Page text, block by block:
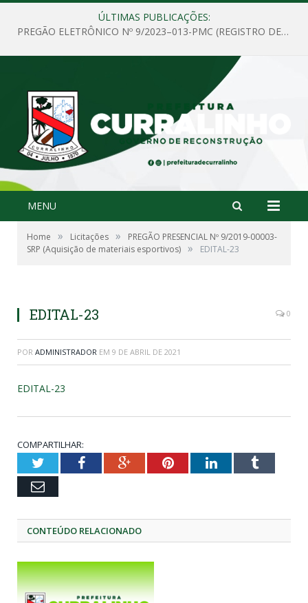
ÚLTIMAS PUBLICAÇÕES:
PREGÃO ELETRÔNICO Nº 9/2023–013-PMC (REGISTRO DE PREÇOS PARA FUTURA CONTRATAÇÃO DE EMPRESA PARA PRESTAÇÃO DE SERVIÇOS DE MANUTENÇÃO DE CENTRAL DE AR E AQUISIÇÃO DE PEÇAS DE REPOSIÇÃO PARA ATENDER AS DEMANDAS DA PREFEITURA MUNICIPAL DE CURRALINHO E SECRETARIAS MUNICIPAIS)
MENU
Home » Licitações »
PREGÃO PRESENCIAL Nº 9/2019-00003-
SRP (Aquisição de materiais esportivos) » EDITAL-23
EDITAL-23 0
POR ADMINISTRADOR EM 9 DE ABRIL DE 2021
EDITAL-23
COMPARTILHAR:
TwitterFacebookGoogle+PinterestLinkedInTumblr
Email
CONTEÚDO RELACIONADO